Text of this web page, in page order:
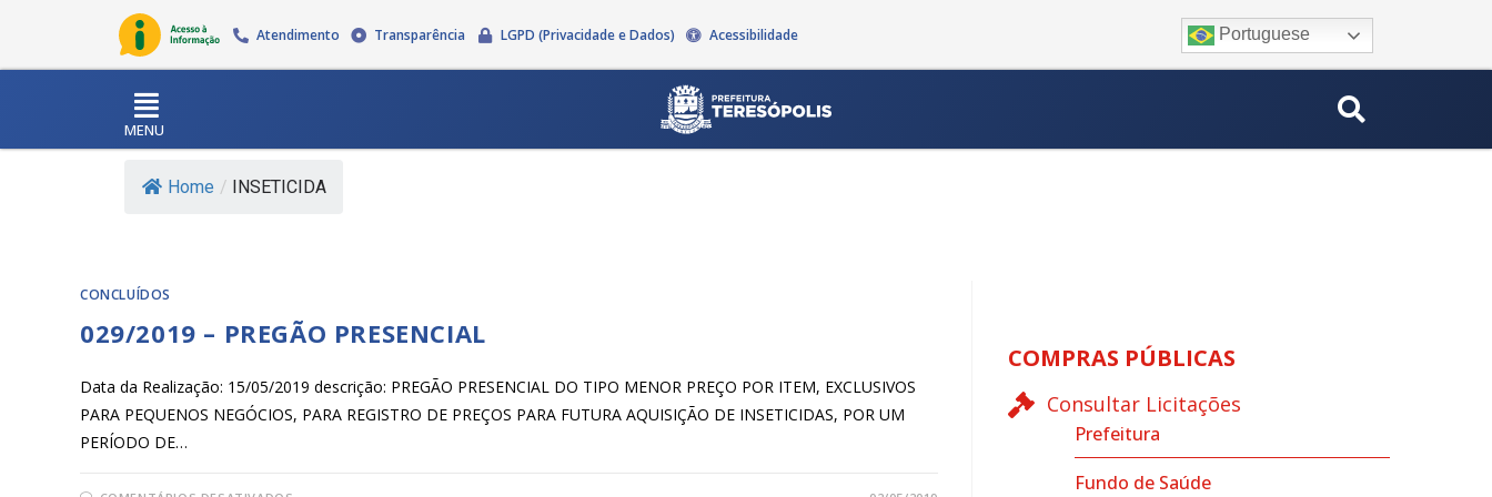
Atendimento Transparência LGPD (Privacidade e Dados) Acessibilidade Portuguese
MENU
Home / INSETICIDA
CONCLUÍDOS
029/2019 – PREGÃO PRESENCIAL
Data da Realização: 15/05/2019 descrição: PREGÃO PRESENCIAL DO TIPO MENOR PREÇO POR ITEM, EXCLUSIVOS
PARA PEQUENOS NEGÓCIOS, PARA REGISTRO DE PREÇOS PARA FUTURA AQUISIÇÃO DE INSETICIDAS, POR UM
PERÍODO DE…
COMPRAS PÚBLICAS
Consultar Licitações
Prefeitura
Fundo de Saúde